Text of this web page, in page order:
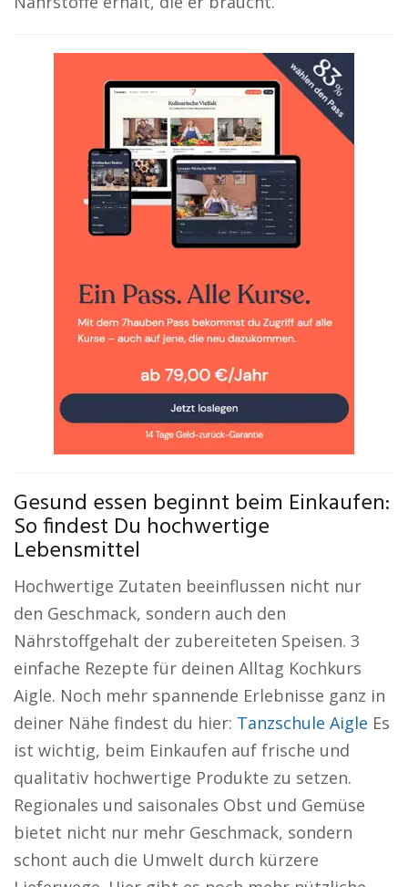
Gesund essen beginnt beim Einkaufen:
So findest Du hochwertige
Lebensmittel
Hochwertige Zutaten beeinflussen nicht nur
den Geschmack, sondern auch den
Nährstoffgehalt der zubereiteten Speisen. 3
einfache Rezepte für deinen Alltag Kochkurs
Aigle. Noch mehr spannende Erlebnisse ganz in
deiner Nähe findest du hier: Tanzschule Aigle Es
ist wichtig, beim Einkaufen auf frische und
qualitativ hochwertige Produkte zu setzen.
Regionales und saisonales Obst und Gemüse
bietet nicht nur mehr Geschmack, sondern
schont auch die Umwelt durch kürzere